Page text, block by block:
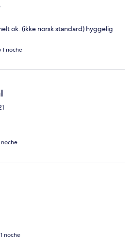
ok. (ikke norsk standard) hyggelig
noche
noche